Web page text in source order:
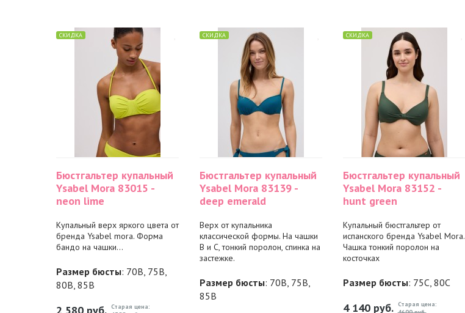
СКИДКА
Бюстгальтер купальный
Ysabel Mora 83015 -
neon lime
Купальный верх яркого цвета от
бренда Ysabel mora. Форма
бандо на чашки...
Размер бюсты: 70B, 75B,
80B, 85B
Старая цена:
СКИДКА
Бюстгальтер купальный
Ysabel Mora 83139 -
deep emerald
Верх от купальника
классической формы. На чашки
B и C, тонкий поролон, спинка на
застежке.
Размер бюсты: 70B, 75B,
85B
СКИДКА
Бюстгальтер купальный
Ysabel Mora 83152 -
hunt green
Купальный бюстгальтер от
испанского бренда Ysabel Mora.
Чашка тонкий поролон на
косточках
Размер бюсты: 75C, 80C
4 140руб. Старая цена: